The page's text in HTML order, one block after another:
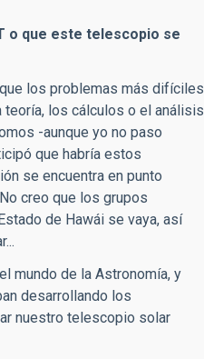
o que este telescopio se
los problemas más difíciles
teoría, los cálculos o el análisis
-aunque yo no paso
que habría estos
se encuentra en punto
creo que los grupos
de Hawái se vaya, así
mundo de la Astronomía, y
desarrollando los
nuestro telescopio solar